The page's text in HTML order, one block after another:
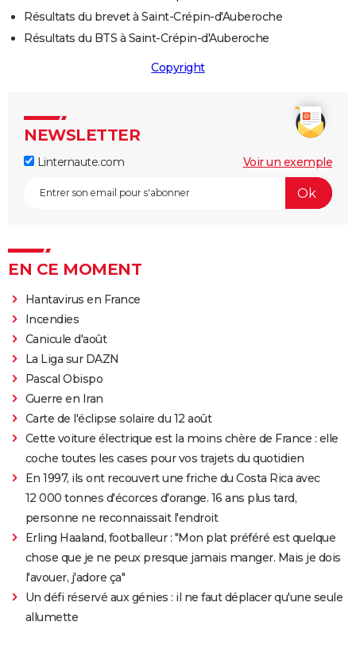
Résultats du brevet à Saint-Crépin-d'Auberoche
Résultats du BTS à Saint-Crépin-d'Auberoche
Copyright
NEWSLETTER
Linternaute.com Voir un exemple
EN CE MOMENT
Hantavirus en France
Incendies
Canicule d'août
La Liga sur DAZN
Pascal Obispo
Guerre en Iran
Carte de l'éclipse solaire du 12 août
Cette voiture électrique est la moins chère de France : elle
coche toutes les cases pour vos trajets du quotidien
En 1997, ils ont recouvert une friche du Costa Rica avec
12 000 tonnes d'écorces d'orange. 16 ans plus tard,
personne ne reconnaissait l'endroit
Erling Haaland, footballeur : "Mon plat préféré est quelque
chose que je ne peux presque jamais manger. Mais je dois
l'avouer, j'adore ça"
Un défi réservé aux génies : il ne faut déplacer qu'une seule
allumette